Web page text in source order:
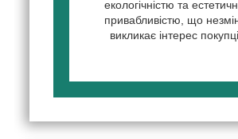
екологічністю та
привабливістю, що
викликає інтерес